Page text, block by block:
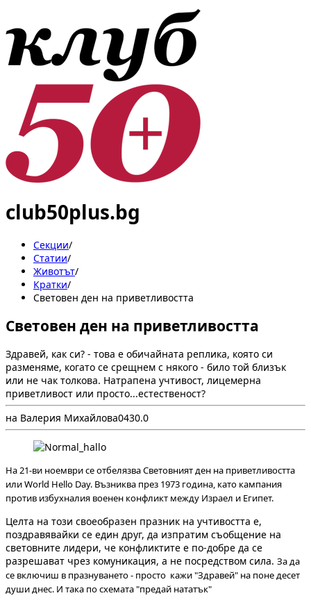
club50plus.bg
Секции/
Статии/
Животът/
Кратки/
Световен ден на приветливостта
Световен ден на приветливостта
Здравей, как си? - това е обичайната реплика, която си
разменяме, когато се срещнем с някого - било той близък
или не чак толкова. Натрапена учтивост, лицемерна
приветливост или просто...естественост?
на Валерия Михайлова0430.0
На 21-ви ноември се отбелязва Световният ден на приветливостта
или World Hello Day. Възниква през 1973 година, като кампания
против избухналия военен конфликт между Израел и Египет.
Целта на този своеобразен празник на учтивостта е,
поздравявайки се един друг, да изпратим съобщение на
световните лидери, че конфликтите е по-добре да се
разрешават чрез комуникация, а не посредством сила. За да
се включиш в празнуването - просто кажи "Здравей" на поне десет
души днес. И така по схемата "предай нататък"